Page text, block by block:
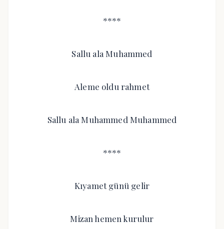
****
Sallu ala Muhammed
Aleme oldu rahmet
Sallu ala Muhammed Muhammed
****
Kıyamet günü gelir
Mizan hemen kurulur